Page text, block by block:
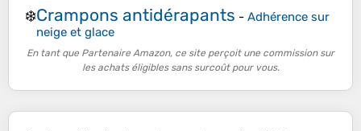
❄️Crampons antidérapants - Adhérence sur
neige et glace
En tant que Partenaire Amazon, ce site perçoit une commission sur
les achats éligibles sans surcoût pour vous.